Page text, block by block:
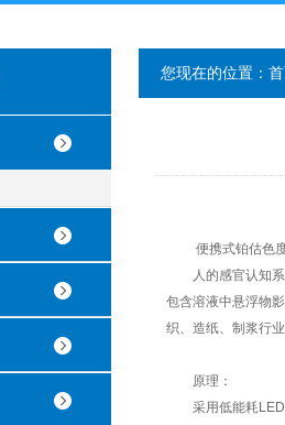
您现在的位置：
便携式铂估色度
人的感官认知系
包含溶液中悬浮物
织、造纸、制浆行
原理：
采用低能耗LED